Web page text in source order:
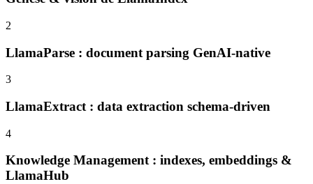
2
LlamaParse : document parsing GenAI-native
3
LlamaExtract : data extraction schema-driven
4
Knowledge Management : indexes, embeddings &
LlamaHub